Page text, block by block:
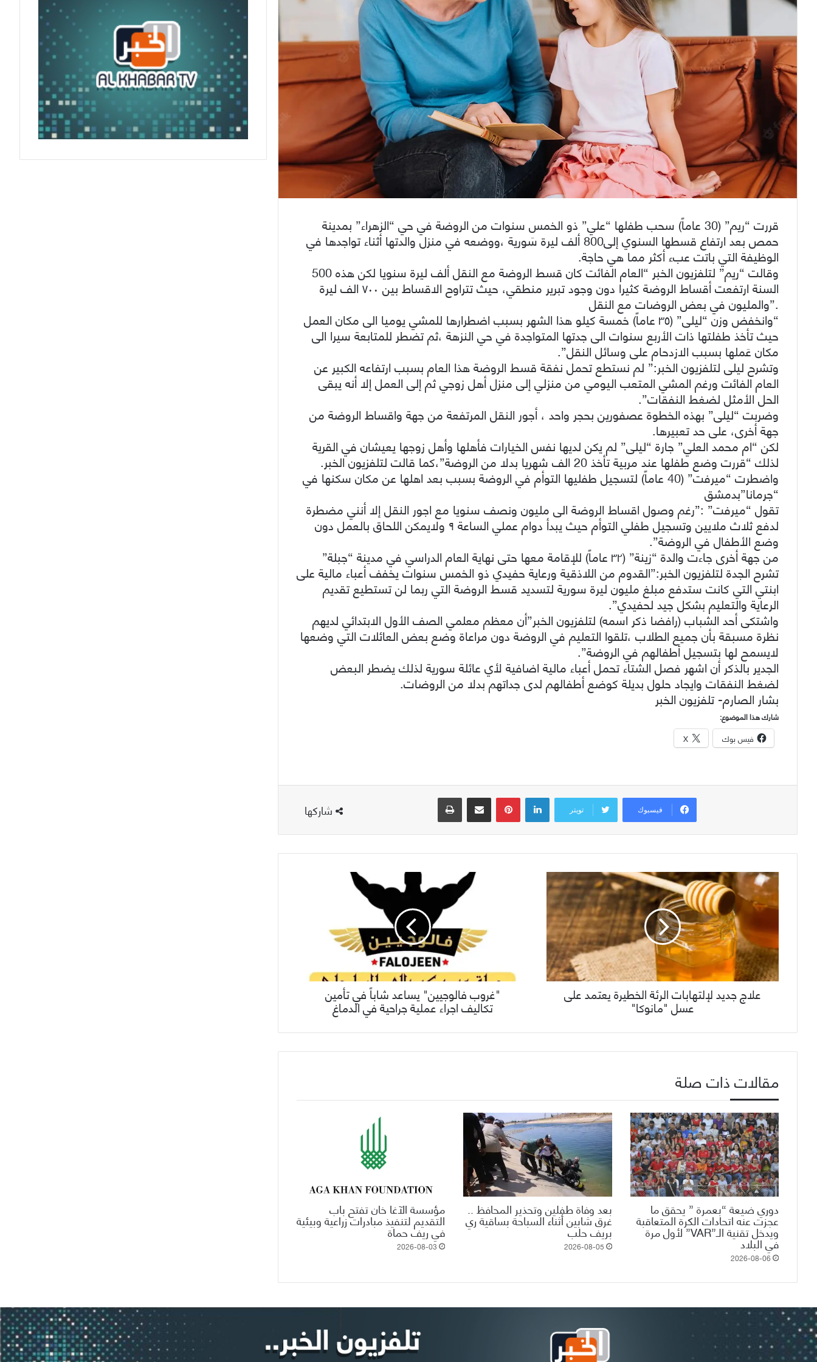
قررت “ريم” (30 عاماً) سحب طفلها “علي” ذو الخمس سنوات من الروضة في حي “الزهراء” بمدينة
حمص بعد ارتفاع قسطها السنوي إلى800 ألف ليرة سَورية ،ووضعه في منزل والدتها أثناء تواجدها في
الوظيفة التي باتت عبء أكثر مما هي حاجة.
وقالت “ريم” لتلفزيون الخبر “العام الفائت كان قسط الروضة مع النقل 500‪ ألف ليرة سنويا لكن هذه
السنة ارتفعت أقساط الروضة كثيرا دون وجود تبرير منطقي، حيث تتراوح الاقساط بين ٧٠٠ الف ليرة
والمليون في بعض الروضات مع النقل”.
“وانخفض وزن “ليلى” (٣٥ عاماً) خمسة كيلو هذا الشهر بسبب اضطرارها للمشي يوميا الى مكان العمل
حيث تأخذ طفلتها ذات الأربع سنوات الى جدتها المتواجدة في حي النزهة ،ثم تضطر للمتابعة سيرا الى
مكان عَملها بسبب الازدحام على وسائل النقل”.
وتشرح ليلى لتلفزيون الخبر:” لم نستطع تحمل نفقة قسط الروضة هذا العام بسبب ارتفاعه الكبير عن
العام الفائت ورغم المشي المتعب اليومي من منزلي إلى منزل أهل زوجي ثم إلى العمل إلا أنه يبقى
الحل الأمثل لضغط النفقات”.
وضربت “ليلى” بهذه الخطوة عصفورين بحجر واحد ، أجور النقل المرتفعة من جهة واقساط الروضة من
جهة أخرى، على حد تعبيرها.
لكن “ام محمد العلي” جارة “ليلى” لم يكن لديها نفس الخيارات فأهلها وأهل زوجها يعيشان في القرية
لذلك “قررت وضع طفلها عند مربية تأخذ 20 الف شهريا بدلا من الروضة”،كما قالت لتلفزيون الخبر.
واضطرت “ميرفت” (40 عاماً) لتسجيل طفليها التوأم في الروضة بسبب بعد اهلها عن مكان سكنها في
“جرمانا”بدمشق
تقول “ميرفت” :”رغم وصول اقساط الروضة الى مليون ونصف سنويا مع اجور النقل إلا أنني مضطرة
لدفع ثلاث ملايين وتسجيل طفلي التوأم حيث يبدأ دوام عملي الساعة ٩ ولايمكن اللحاق بالعمل دون
وضع الأطفال في الروضة”.
من جهة أخرى جاءت والدة “زينة” (٣٢ عاماً) للإقامة معها حتى نهاية العام الدراسي في مدينة “جبلة”
تشرح الجدة لتلفزيون الخبر:”القدوم من اللاذقية ورعاية حفيدي ذو الخمس سنوات يخفف أعباء مالية على
ابنتي التي كانت ستدفع مبلغ مليون ليرة سورية لتسديد قسط الروضة التي ربما لن تستطيع تقديم
الرعاية والتعليم بشكل جيد لحفيدي”.
واشتكى أحد الشباب (رافضا ذكر اسمه) لتلفزيون الخبر”أن معظم معلمي الصف الأول الابتدائي لديهم
نظرة مسبقة بأن جميع الطلاب ،تلقوا التعليم في الروضة دون مراعاة وضع بعض العائلات التي وضعها
لايسمح لها بتسجيل أطفالهم في الروضة”.
الجدير بالذكر أن اشهر فصل الشتاء تحمل أعباء مالية اضافية لأي عائلة سورية لذلك يضطر البعض
لضغط النفقات وايجاد حلول بديلة كوضع أطفالهم لدى جداتهم بدلا من الروضات.
بشار الصارم- تلفزيون الخبر
شارك هذا الموضوع:
فيس بوك X
شاركها فيسبوك تويتر
لينكدإن بينتيريست مشاركة عبر البريد طباعة
علاج جديد لإلتهابات الرئة الخطيرة يعتمد على
عسل "مانوكا"
"غروب فالوجيين" يساعد شاباً في تأمين
تكاليف اجراء عملية جراحية في الدماغ
مقالات ذات صلة
دوري ضيعة “بعمرة ” يحقق ما
عجزت عنه اتحادات الكرة المتعاقبة
ويدخل تقنية الـ”VAR” لأول مرة
في البلاد
2026-08-06
بعد وفاة طفلين وتحذير المحافظ ..
غرق شابين أثناء السباحة بساقية ري
بريف حلب
2026-08-05
مؤسسة الآغا خان تفتح باب
التقديم لتنفيذ مبادرات زراعية وبيئية
في ريف حماة
2026-08-03